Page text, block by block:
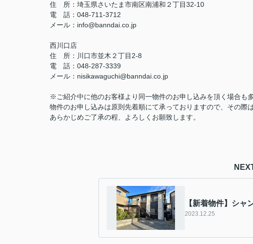
住 所： 埼玉県さいたま市南区南浦和２丁目32-10
電 話：048-711-3712
メール： info@banndai.co.jp
西川口店
住 所： 川口市並木２丁目2-8
電 話：048-287-3339
メール ： nisikawaguchi@banndai.co.jp
※ご紹介中に他のお客様より同一物件のお申し込みを頂く場合も
物件のお申し込みは原則先着順にて承っておりますので、その際
あらかじめご了承の程、よろしくお願致します。
【新着物件】シャ
2023.12.25